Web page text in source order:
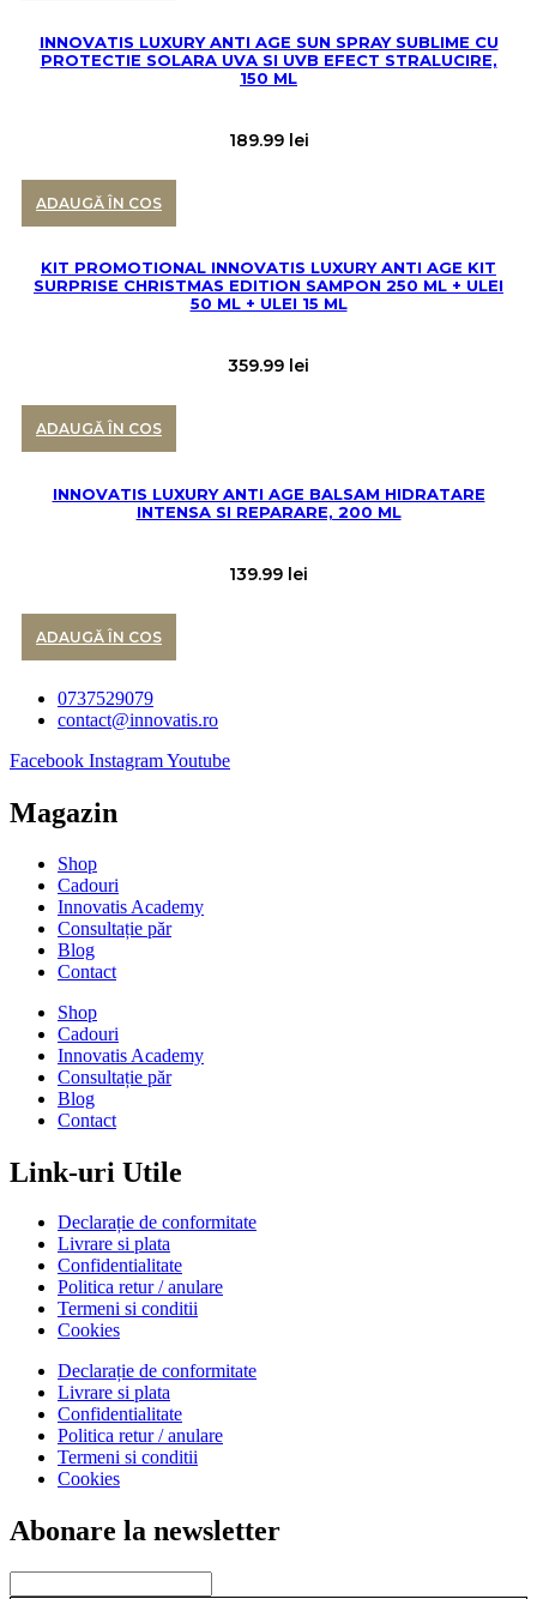
INNOVATIS LUXURY ANTI AGE SUN SPRAY SUBLIME CU
PROTECTIE SOLARA UVA SI UVB EFECT STRALUCIRE,
150 ML
189.99 lei
ADAUGĂ ÎN COS
KIT PROMOTIONAL INNOVATIS LUXURY ANTI AGE KIT
SURPRISE CHRISTMAS EDITION SAMPON 250 ML + ULEI
50 ML + ULEI 15 ML
359.99 lei
ADAUGĂ ÎN COS
INNOVATIS LUXURY ANTI AGE BALSAM HIDRATARE
INTENSA SI REPARARE, 200 ML
139.99 lei
ADAUGĂ ÎN COS
0737529079
contact@innovatis.ro
Facebook InstagramYoutube
Magazin
Shop
Cadouri
Innovatis Academy
Consultație păr
Blog
Contact
Shop
Cadouri
Innovatis Academy
Consultație păr
Blog
Contact
Link-uri Utile
Declarație de conformitate
Livrare si plata
Confidentialitate
Politica retur / anulare
Termeni si conditii
Cookies
Declarație de conformitate
Livrare si plata
Confidentialitate
Politica retur / anulare
Termeni si conditii
Cookies
Abonare la newsletter